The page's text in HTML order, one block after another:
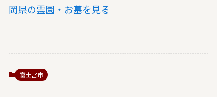
岡県の霊園・お墓を見る
富士宮市